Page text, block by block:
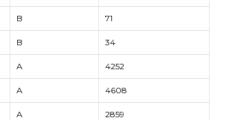
B 71
B 34
A 4252
A 4608
A 2859